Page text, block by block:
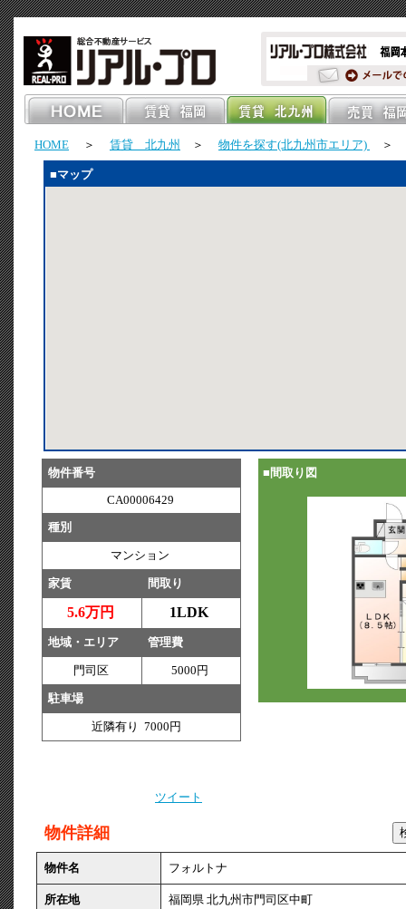
HOME ＞ 賃貸 北九州 ＞ 物件を探す(北九州市エリア) ＞
■マップ
物件番号
CA00006429
種別
マンション
家賃 間取り
5.6万円 1LDK
地域・エリア 管理費
門司区 5000円
駐車場
近隣有り 7000円
■間取り図
ツイート
物件詳細
物件名 フォルトナ
所在地 福岡県 北九州市門司区中町